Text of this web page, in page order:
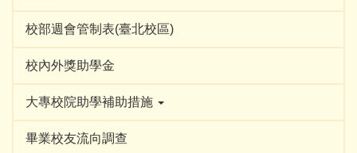
校部週會管制表(臺北校區)
校內外獎助學金
大專校院助學補助措施
畢業校友流向調查